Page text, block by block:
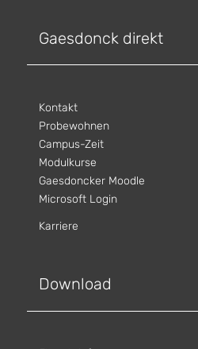
Gaesdonck direkt
Kontakt
Probewohnen
Campus-Zeit
Modulkurse
Gaesdoncker Moodle
Microsoft Login
Karriere
Download